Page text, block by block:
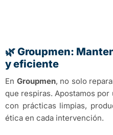
🌿 Groupmen:
y eficiente
En Groupmen, no solo
que respiras. Apostamos
con prácticas limpias,
ética en cada intervención.